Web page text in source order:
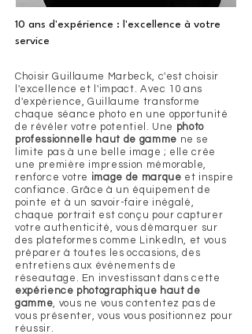
10 ans d'expérience : l'excellence à votre
service
Choisir Guillaume Marbeck, c'est choisir
l'excellence et l'impact. Avec 10 ans
d'expérience, Guillaume transforme
chaque séance photo en une opportunité
de révéler votre potentiel. Une photo
professionnelle haut de gamme ne se
limite pas à une belle image ; elle crée
une première impression mémorable,
renforce votre image de marque et inspire
confiance. Grâce à un équipement de
pointe et à un savoir-faire inégalé,
chaque portrait est conçu pour capturer
votre authenticité, vous démarquer sur
des plateformes comme LinkedIn, et vous
préparer à toutes les occasions, des
entretiens aux événements de
réseautage. En investissant dans cette
expérience photographique haut de
gamme, vous ne vous contentez pas de
vous présenter, vous vous positionnez pour
réussir.